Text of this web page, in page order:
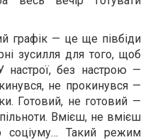
графік — це ще півбіди
зусилля для того, щоб
настрої, без настрою —
не прокинувся —
Готовий, не готовий —
Вмієш, не вмієш
соціуму… Такий режим